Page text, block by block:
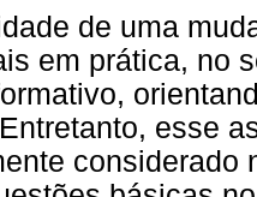
de uma
em prática, no
esse
considerado